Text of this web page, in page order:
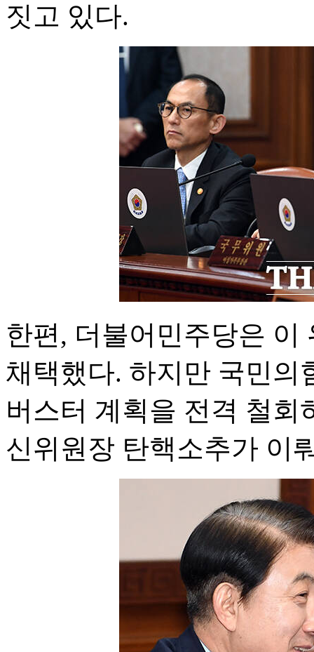
짓고 있다.
한편, 더불어민주당은
채택했다. 하지만 국민의
버스터 계획을 전격 철
신위원장 탄핵소추가 이